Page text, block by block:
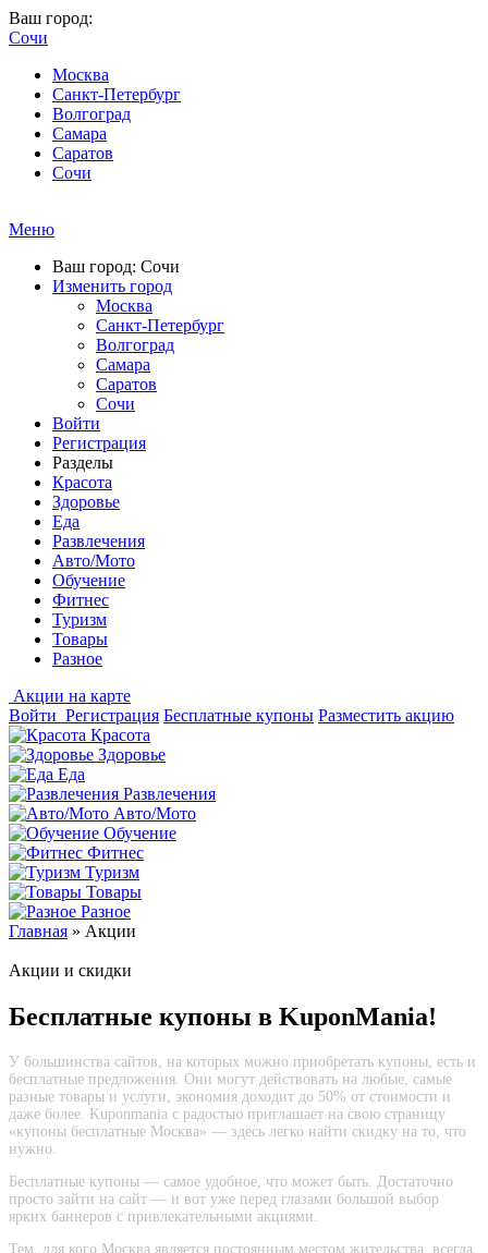
Ваш город:
Сочи
Москва
Санкт-Петербург
Волгоград
Самара
Саратов
Сочи
Меню
Ваш город: Сочи
Изменить город
Москва
Санкт-Петербург
Волгоград
Самара
Саратов
Сочи
Войти
Регистрация
Разделы
Красота
Здоровье
Еда
Развлечения
Авто/Мото
Обучение
Фитнес
Туризм
Товары
Разное
Акции на карте
Войти Регистрация Бесплатные купоны Разместить акцию
Красота
Здоровье
Еда
Развлечения
Авто/Мото
Обучение
Фитнес
Туризм
Товары
Разное
Главная » Акции
Акции и скидки
Бесплатные купоны в KuponMania!
У большинства сайтов, на которых можно приобретать купоны, есть и
бесплатные предложения. Они могут действовать на любые, самые
разные товары и услуги, экономия доходит до 50% от стоимости и
даже более. Kuponmania с радостью приглашает на свою страницу
«купоны бесплатные Москва» — здесь легко найти скидку на то, что
нужно.
Бесплатные купоны — самое удобное, что может быть. Достаточно
просто зайти на сайт — и вот уже перед глазами большой выбор
ярких баннеров с привлекательными акциями.
Тем, для кого Москва является постоянным местом жительства, всегда